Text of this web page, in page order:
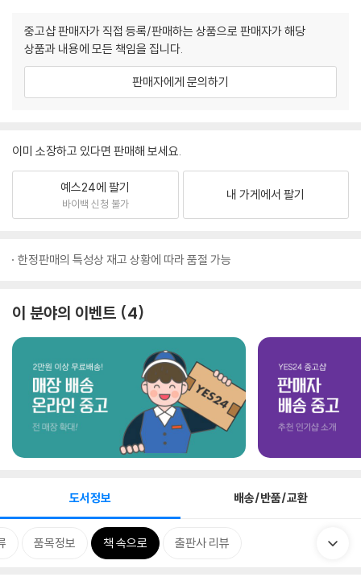
중고샵 판매자가 직접 등록/판매하는 상품으로 판매자가 해당
상품과 내용에 모든 책임을 집니다.
판매자에게 문의하기
이미 소장하고 있다면 판매해 보세요.
예스24에 팔기
바이백 신청 불가
내 가게에서 팔기
한정판매의 특성상 재고 상황에 따라 품절 가능
이 분야의 이벤트 4
도서정보 배송/반품/교환
품목정보 책 속으로 출판사 리뷰